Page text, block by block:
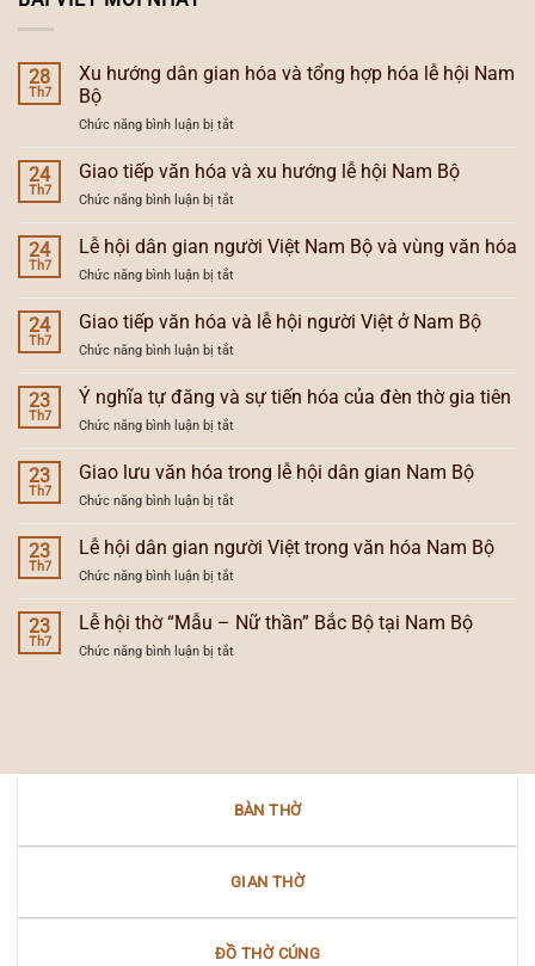
28
Th7
Xu hướng dân gian hóa và tổng hợp hóa lễ hội Nam
Bộ
Chức năng bình luận bị tắtở
Xu
hướng
gian
hóa
và
lễ
hội
Bộ
24
Th7
Giao tiếp văn hóa và xu hướng lễ hội Nam Bộ
Chức năng bình luận bị tắtở
Giao
tiếp
văn
hóa
và
xu
Nam
Bộ
24
Th7
Lễ hội dân gian người Việt Nam Bộ và vùng văn hóa
Chức năng bình luận bị tắtở
Lễ
hội
gian
người
Việt
vùng
văn
24
Th7
Giao tiếp văn hóa và lễ hội người Việt ở Nam Bộ
Chức năng bình luận bị tắtở
Giao
tiếp
hóa
và
lễ
ở
Nam
23
Th7
Ý nghĩa tự đăng và sự tiến hóa của đèn thờ gia tiên
Chức năng bình luận bị tắtở
Ý
nghĩa
đăng
và
sự
đèn
thờ
23
Th7
Giao lưu văn hóa trong lễ hội dân gian Nam Bộ
Chức năng bình luận bị tắtở
Giao
lưu
văn
hóa
trong
lễ
23
Th7
Lễ hội dân gian người Việt trong văn hóa Nam Bộ
Chức năng bình luận bị tắtở
Lễ
hội
gian
Nam
Bộ
23
Th7
Lễ hội thờ “Mẫu – Nữ thần” Bắc Bộ tại Nam Bộ
Chức năng bình luận bị tắtở
Nữ
Bắc
Nam
BÀN THỜ
GIAN THỜ
ĐỒ THỜ CÚNG